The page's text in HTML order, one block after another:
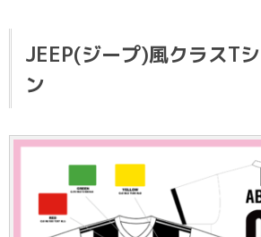
JEEP(ジープ)風クラスT
ン